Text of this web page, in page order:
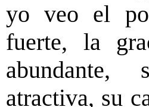
yo veo el
fuerte, la
abundante,
atractiva, su